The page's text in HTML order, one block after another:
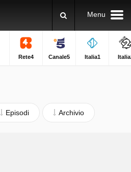
Menu
Rete4 Canale5 Italia1
Episodi Archivio